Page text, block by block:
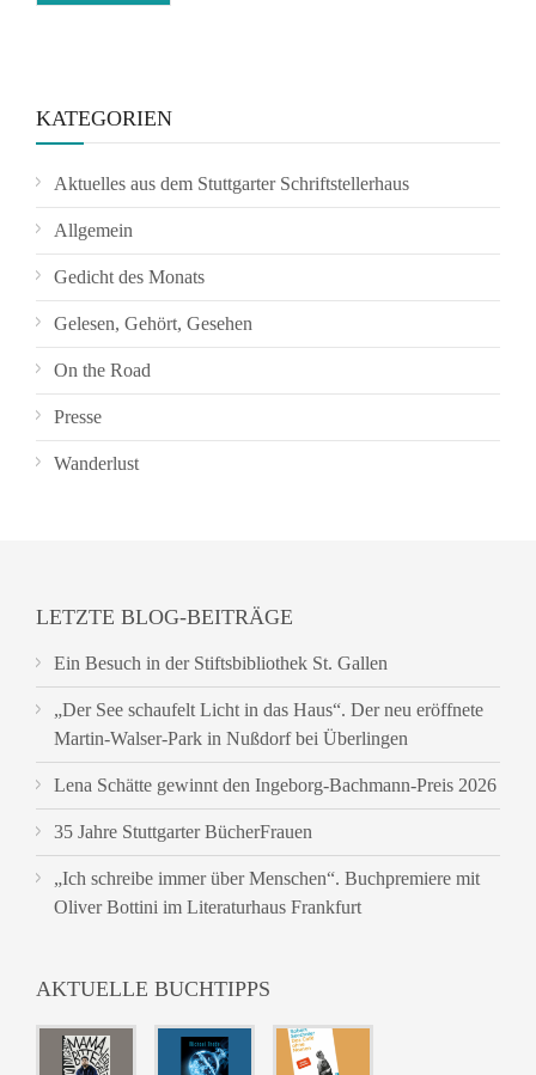
KATEGORIEN
Aktuelles aus dem Stuttgarter Schriftstellerhaus
Allgemein
Gedicht des Monats
Gelesen, Gehört, Gesehen
On the Road
Presse
Wanderlust
LETZTE BLOG-BEITRÄGE
Ein Besuch in der Stiftsbibliothek St. Gallen
„Der See schaufelt Licht in das Haus“. Der neu eröffnete
Martin-Walser-Park in Nußdorf bei Überlingen
Lena Schätte gewinnt den Ingeborg-Bachmann-Preis 2026
35 Jahre Stuttgarter BücherFrauen
„Ich schreibe immer über Menschen“. Buchpremiere mit
Oliver Bottini im Literaturhaus Frankfurt
AKTUELLE BUCHTIPPS